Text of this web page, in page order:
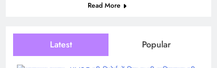
Read More
Latest Popular